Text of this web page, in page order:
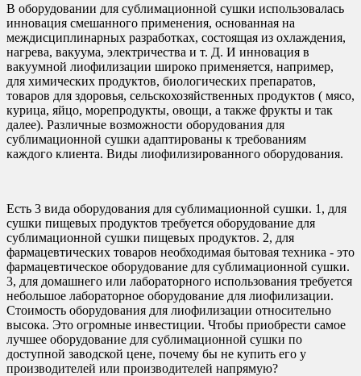
В оборудовании для сублимационной сушки использовалась
инновация смешанного применения, основанная на
междисциплинарных разработках, состоящая из охлаждения,
нагрева, вакуума, электричества и т. Д. И инновация в
вакуумной лиофилизации широко применяется, например,
для химических продуктов, биологических препаратов,
товаров для здоровья, сельскохозяйственных продуктов ( мясо,
курица, яйцо, морепродукты, овощи, а также фрукты и так
далее). Различные возможности оборудования для
сублимационной сушки адаптированы к требованиям
каждого клиента. Виды лиофилизированного оборудования.
Есть 3 вида оборудования для сублимационной сушки. 1, для
сушки пищевых продуктов требуется оборудование для
сублимационной сушки пищевых продуктов. 2, для
фармацевтических товаров необходимая бытовая техника - это
фармацевтическое оборудование для сублимационной сушки.
3, для домашнего или лабораторного использования требуется
небольшое лабораторное оборудование для лиофилизации.
Стоимость оборудования для лиофилизации относительно
высока. Это огромные инвестиции. Чтобы приобрести самое
лучшее оборудование для сублимационной сушки по
доступной заводской цене, почему бы не купить его у
производителей или производителей напрямую?